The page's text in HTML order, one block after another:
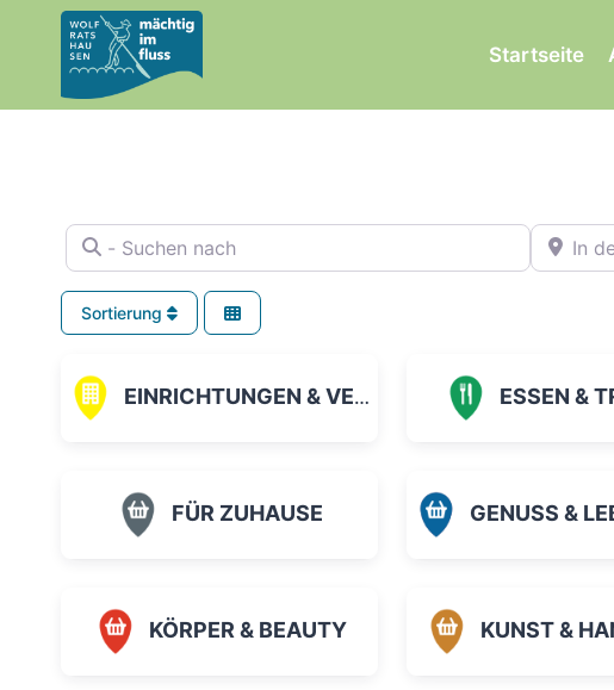
springen
Startseite
- Suchen nach In der
Sortierung
EINRICHTUNGEN & VEREINE ESSEN &
FÜR ZUHAUSE GENUSS &
KÖRPER & BEAUTY KUNST &